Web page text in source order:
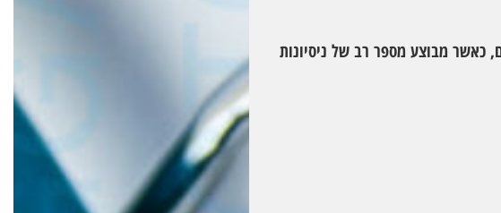
כאשר מבוצע מספר רב של ניסיונות